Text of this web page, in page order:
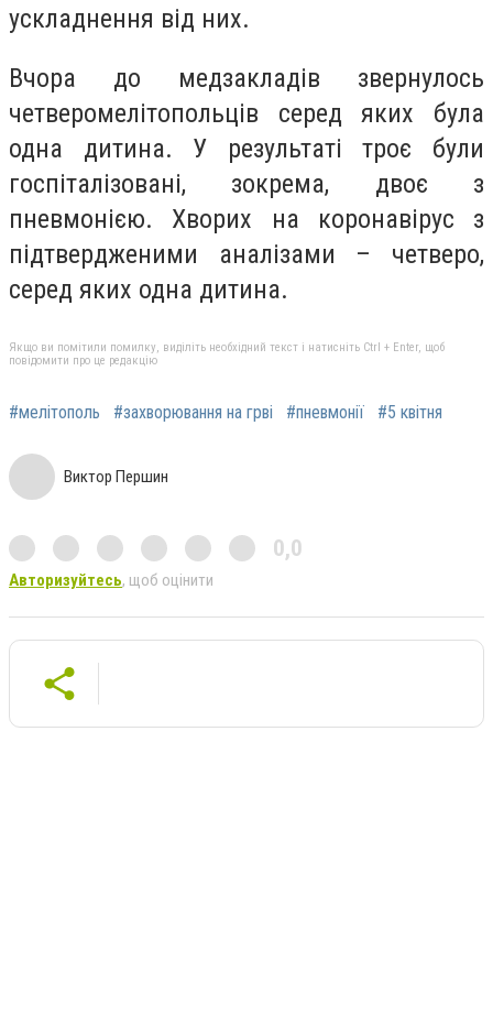
ускладнення від них.
Вчора до медзакладів звернулось
четверомелітопольців серед яких була
одна дитина. У результаті троє були
госпіталізовані, зокрема, двоє з
пневмонією. Хворих на коронавірус з
підтвердженими аналізами – четверо,
серед яких одна дитина.
Якщо ви помітили помилку, виділіть необхідний текст і натисніть Ctrl + Enter, щоб
повідомити про це редакцію
#мелітополь #захворювання на грві #пневмонії #5 квітня
Виктор Першин
0,0
Авторизуйтесь, щоб оцінити